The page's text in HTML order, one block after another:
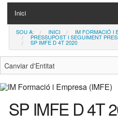
Navigation
Inici
Contacta
Notícies
SOU A: INICI IM FORMACIÓ I
PRESSUPOST I SEGUIMENT
SP IMFE D 4T 2020
SP IMFE D 4T